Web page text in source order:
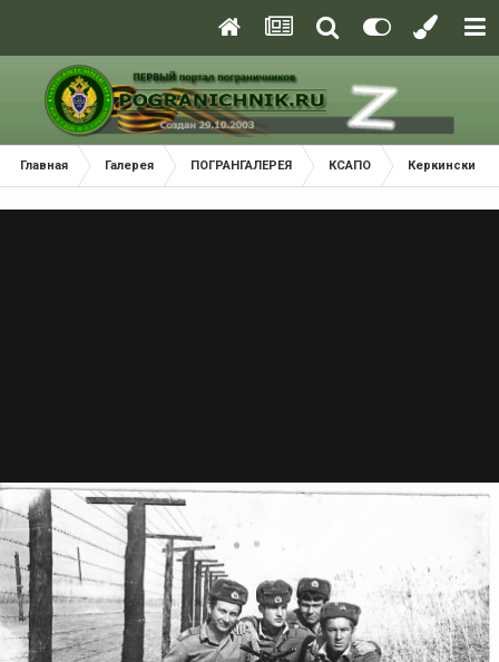
Главная Галерея ПОГРАНГАЛЕРЕЯ КСАПО Керкинский